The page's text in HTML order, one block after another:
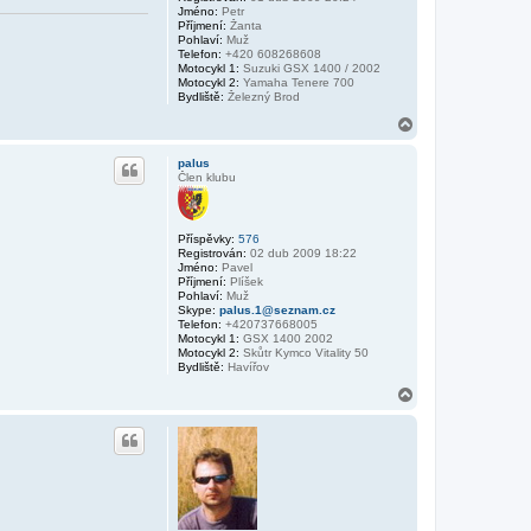
Jméno: Petr
Příjmení: Žanta
Pohlaví: Muž
Telefon: +420 608268608
Motocykl 1: Suzuki GSX 1400 / 2002
Motocykl 2: Yamaha Tenere 700
Bydliště: Železný Brod
palus
Člen klubu
Příspěvky: 576
Registrován: 02 dub 2009 18:22
Jméno: Pavel
Příjmení: Plíšek
Pohlaví: Muž
Skype: palus.1@seznam.cz
Telefon: +420737668005
Motocykl 1: GSX 1400 2002
Motocykl 2: Skůtr Kymco Vitality 50
Bydliště: Havířov